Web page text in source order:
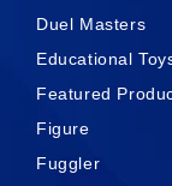
Duel Masters
Educational
Featured
Figure
Fuggler